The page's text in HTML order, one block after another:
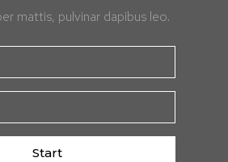
mattis, pulvinar dapibus leo.
Start